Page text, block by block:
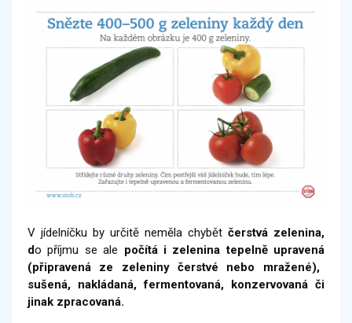
V jídelníčku by určitě neměla chybět čerstvá zelenina,
do příjmu se ale počítá i zeleninatepelně upravená
(připravená ze zeleniny čerstvé nebo mražené),
sušená, nakládaná, fermentovaná, konzervovaná či
jinak zpracovaná.